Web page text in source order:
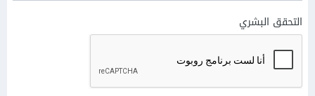
التحقق البشري